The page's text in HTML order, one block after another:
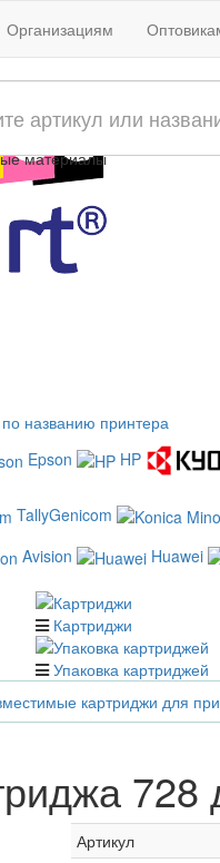
Организациям
картриджи
материалы
названию принтера
Epson HP
TallyGenicom
Avision Huawei
Картриджи
Упаковка картриджей
картриджи для
728
Артикул